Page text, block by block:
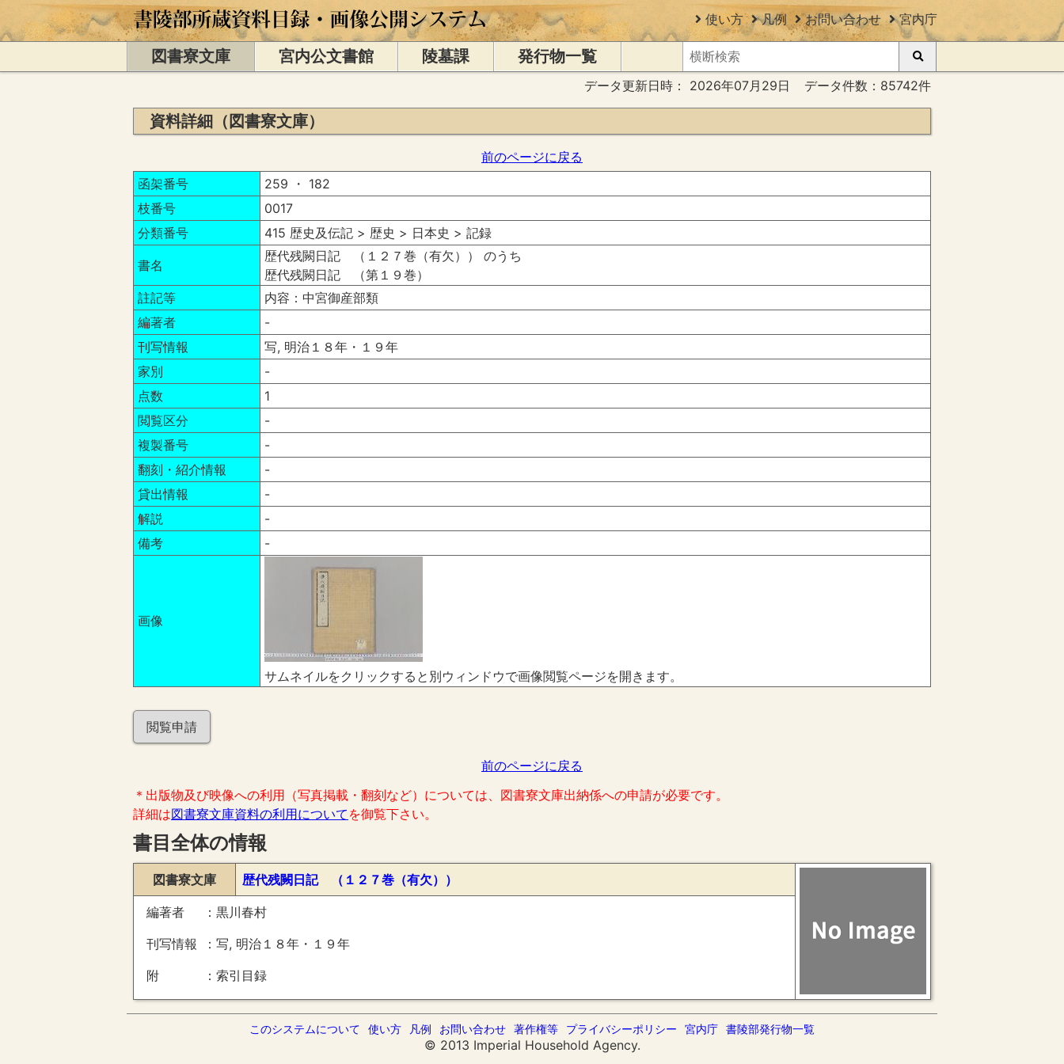
使い方 凡例 お問い合わせ 宮内庁
図書寮文庫 宮内公文書館 陵墓課 発行物一覧
データ更新日時： 2026年07月29日 データ件数：85742件
資料詳細（図書寮文庫）
前のページに戻る
函架番号
259 ・ 182
枝番号
0017
分類番号
415 歴史及伝記 > 歴史 > 日本史 > 記録
書名
歴代残闕日記 （１２７巻（有欠）） のうち
歴代残闕日記 （第１９巻）
註記等
内容：中宮御産部類
編著者
-
刊写情報
写, 明治１８年・１９年
家別
-
点数
1
閲覧区分
-
複製番号
-
翻刻・紹介情報
-
貸出情報
-
解説
-
備考
-
画像
サムネイルをクリックすると別ウィンドウで画像閲覧ページを開きます。
閲覧申請
前のページに戻る
＊出版物及び映像への利用（写真掲載・翻刻など）については、図書寮文庫出納係への申請が必要です。
詳細は図書寮文庫資料の利用について を御覧下さい。
書目全体の情報
図書寮文庫 歴代残闕日記 （１２７巻（有欠））
編著者
黒川春村
刊写情報
写, 明治１８年・１９年
附
索引目録
このシステムについて 使い方 凡例 お問い合わせ 著作権等 プライバシーポリシー 宮内庁 書陵部発行物一覧
© 2013 Imperial Household Agency.